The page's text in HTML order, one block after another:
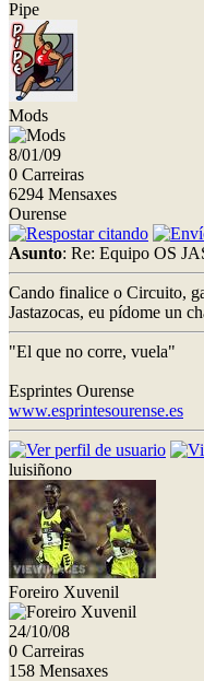
Pipe
Mods
8/01/09
0 Carreiras
6294 Mensaxes
Ourense
Asunto: Re: Equipo OS
Cando finalice o Circuito,
Jastazocas, eu pídome un
"El que no corre, vuela"
Esprintes Ourense
www.esprintesourense.es
luisiñono
Foreiro Xuvenil
24/10/08
0 Carreiras
158 Mensaxes